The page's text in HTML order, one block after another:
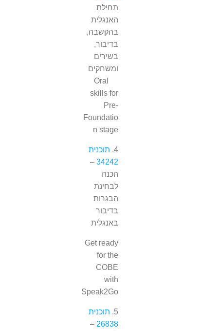
תחילת
האנגלית
בהקשבה,
בדיבור,
בשירים
ומשחקים
Oral
skills for
Pre-
Foundatio
n stage
4. תוכנית
34242
–
הכנה
לבחינת
הבגרות
בדיבור
באנגלית
Get ready
for the
COBE
with
Speak2Go
5. תוכנית
26838
–